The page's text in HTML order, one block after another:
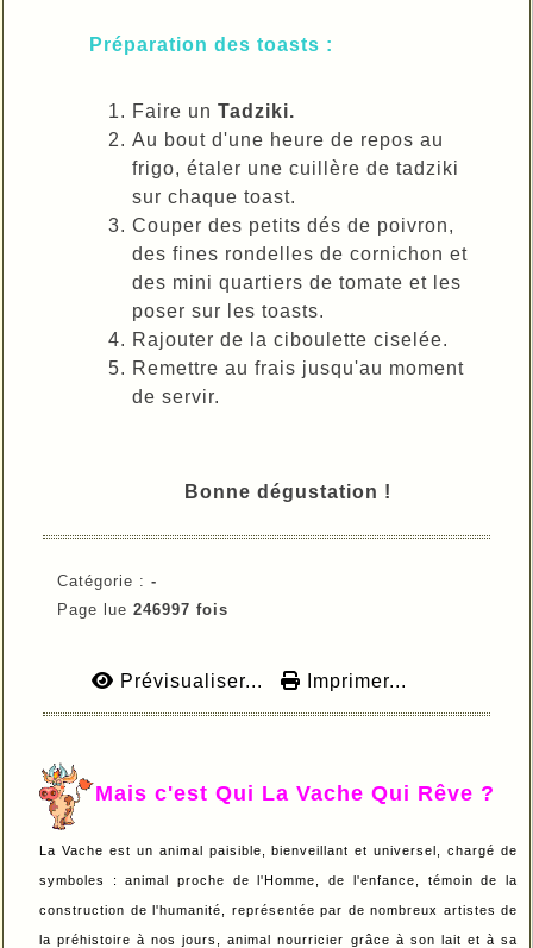
Préparation des toasts :
Faire un Tadziki.
Au bout d'une heure de repos au
frigo, étaler une cuillère de tadziki
sur chaque toast.
Couper des petits dés de poivron,
des fines rondelles de cornichon et
des mini quartiers de tomate et les
poser sur les toasts.
Rajouter de la ciboulette ciselée.
Remettre au frais jusqu'au moment
de servir.
Bonne dégustation !
Catégorie : -
Page lue 246997 fois
Prévisualiser... Imprimer...
Mais c'est Qui La Vache Qui Rêve ?
La Vache est un animal paisible, bienveillant et universel, chargé de
symboles : animal proche de l'Homme, de l'enfance, témoin de la
construction de l'humanité, représentée par de nombreux artistes de
la préhistoire à nos jours, animal nourricier grâce à son lait et à sa